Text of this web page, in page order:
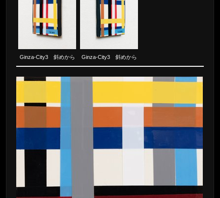
Ginza-City3 斜めから Ginza-City3 斜めから